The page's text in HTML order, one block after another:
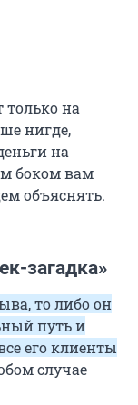
на
нигде,
на
боком вам
объяснять.
загадка»
то либо он
путь и
его клиенты
случае